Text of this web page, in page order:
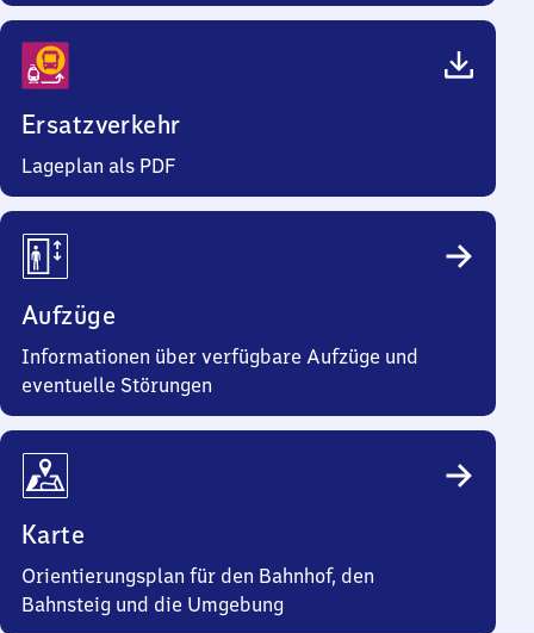
Ersatzverkehr
Lageplan als PDF
Aufzüge
Informationen über verfügbare Aufzüge und
eventuelle Störungen
Karte
Orientierungsplan für den Bahnhof, den
Bahnsteig und die Umgebung